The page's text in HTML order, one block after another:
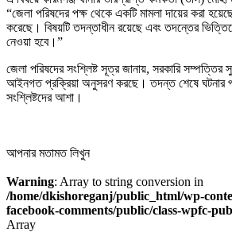
“জেলা পরিষদের পক্ষ থেকে একটি মামলা দায়ের করা
করেছে। বিষয়টি তদন্তাধীন রয়েছে এবং তদন্তের
নেওয়া হবে।”
জেলা পরিষদের সংশ্লিষ্ট সূত্র জানায়, সরকারি সম্পত্তির
আইনগত প্রক্রিয়া অনুসরণ করছে। তদন্ত শেষে ঘটনার
সংশ্লিষ্টদের আশা।
আপনার মতামত লিখুন
Warning: Array to string conversion in
/home/dkishoreganj/public_html/wp-
facebook-comments/public/class-wpfc-
Array